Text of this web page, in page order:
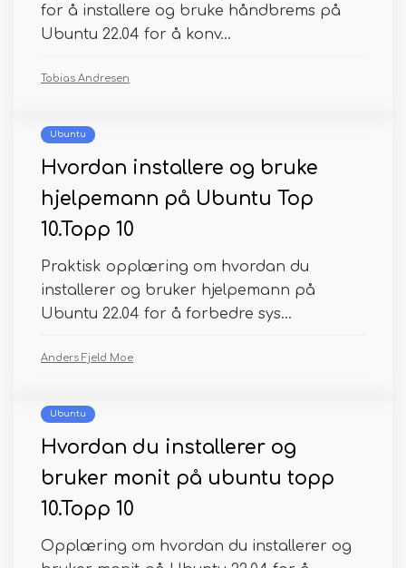
for å installere og bruke håndbrems på
Ubuntu 22.04 for å konv...
Tobias Andresen
Ubuntu
Hvordan installere og bruke
hjelpemann på Ubuntu Top
10.Topp 10
Praktisk opplæring om hvordan du
installerer og bruker hjelpemann på
Ubuntu 22.04 for å forbedre sys...
Anders Fjeld Moe
Ubuntu
Hvordan du installerer og
bruker monit på ubuntu topp
10.Topp 10
Opplæring om hvordan du installerer og